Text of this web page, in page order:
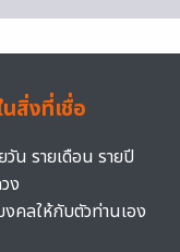
สิ่งที่เชื่อ
น รายเดือน รายปี
ง
คลให้กับตัวท่านเอง